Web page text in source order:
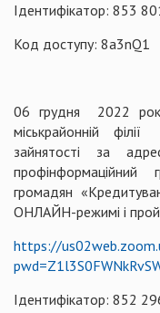
Ідентифікатор: 853
Код доступу: 8a3nQ1
06 грудня 2022
міськрайонній
зайнятості за
громадян
ОНЛАЙН-режимі і
https://
Ідентифікатор: 852